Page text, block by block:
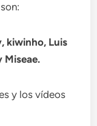
kiwinho, Luis
Miseae.
y los vídeos